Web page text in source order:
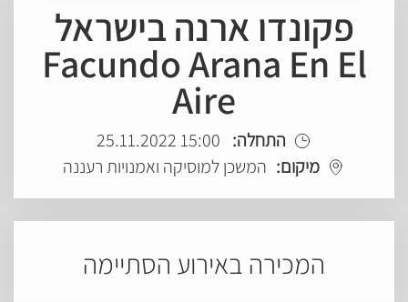
פקונדו ארנה בישראל
Facundo Arana En El
Aire
התחלה: 15:00 25.11.2022
מיקום: המשכן למוסיקה ואמנויות רעננה
המכירה באירוע הסתיימה